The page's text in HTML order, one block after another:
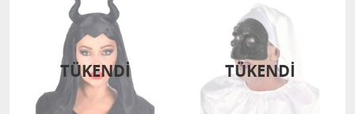
TÜKENDI TÜKENDI